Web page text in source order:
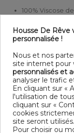
100% Viscose
des couleurs
moyenne -
1 taie d'oreiller
Certification
Longueur
Housse De Rêve
personnalisée !
Nous et nos
site internet pour
personnalisés et
analyser le trafic
En cliquant sur «
l'utilisation de
cliquant sur «
cookies
site seront utilisés.
Pour choisir ou